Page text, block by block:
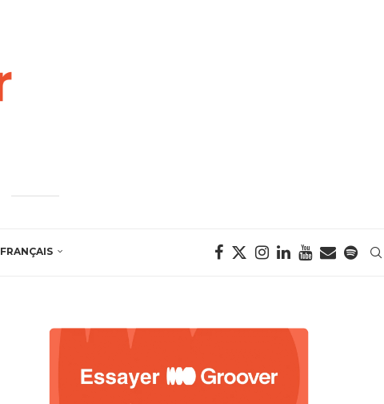
FRANÇAIS